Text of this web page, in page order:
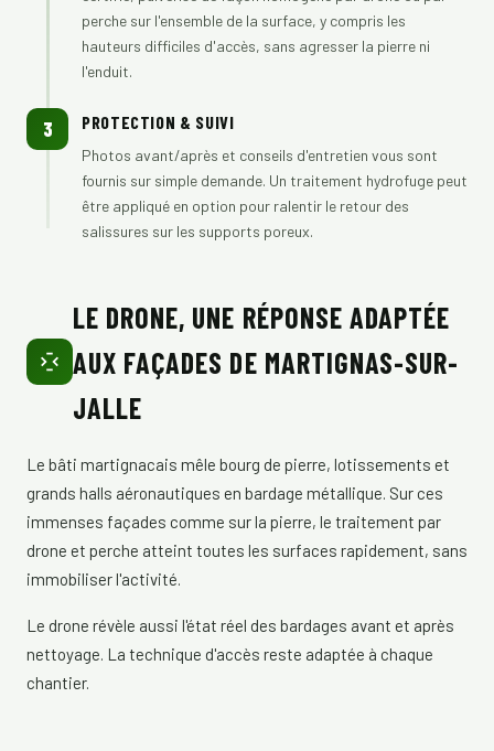
perche sur l'ensemble de la surface, y compris les
hauteurs difficiles d'accès, sans agresser la pierre ni
l'enduit.
3 PROTECTION & SUIVI
Photos avant/après et conseils d'entretien vous sont
fournis sur simple demande. Un traitement hydrofuge peut
être appliqué en option pour ralentir le retour des
salissures sur les supports poreux.
LE DRONE, UNE RÉPONSE ADAPTÉE
AUX FAÇADES DE MARTIGNAS-SUR-
JALLE
Le bâti martignacais mêle bourg de pierre, lotissements et
grands halls aéronautiques en bardage métallique. Sur ces
immenses façades comme sur la pierre, le traitement par
drone et perche atteint toutes les surfaces rapidement, sans
immobiliser l'activité.
Le drone révèle aussi l'état réel des bardages avant et après
nettoyage. La technique d'accès reste adaptée à chaque
chantier.